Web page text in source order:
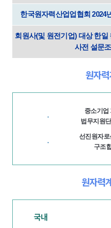
한국원자력산업업협회 2024
회원사(및 원전기업) 대상 한
사전 설문
원자
·
중소기업
법무지원
·
선진원자
구조
원자력계
국내